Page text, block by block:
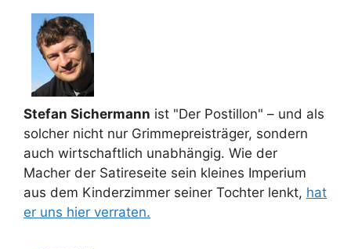
Stefan Sichermann ist "Der Postillon" – und als
solcher nicht nur Grimmepreisträger, sondern
auch wirtschaftlich unabhängig. Wie der
Macher der Satireseite sein kleines Imperium
aus dem Kinderzimmer seiner Tochter lenkt, hat
er uns hier verraten.